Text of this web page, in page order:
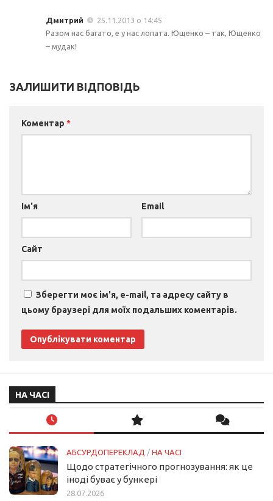
Дмитрий
25.11.2013 о 14:45
Разом нас багато, е у нас лопата. Ющенко – так, Ющенко
– мудак!
ЗАЛИШИТИ ВІДПОВІДЬ
Коментар *
Ім'я Email
Сайт
Зберегти моє ім'я, e-mail, та адресу сайту в
цьому браузері для моїх подальших коментарів.
НА ЧАСІ
АБСУРДОПЕРЕКЛАД / НА ЧАСІ
Щодо стратегічного прогнозування: як це
іноді буває у бункері
28.07.2026